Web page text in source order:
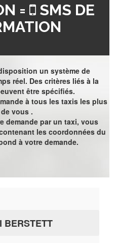
=
SMS DE
un système de
réel. Des critères liés à la
être spécifiés.
à tous les taxis les plus
vous .
demande par un taxi, vous
les coordonnées du
à votre demande.
BERSTETT